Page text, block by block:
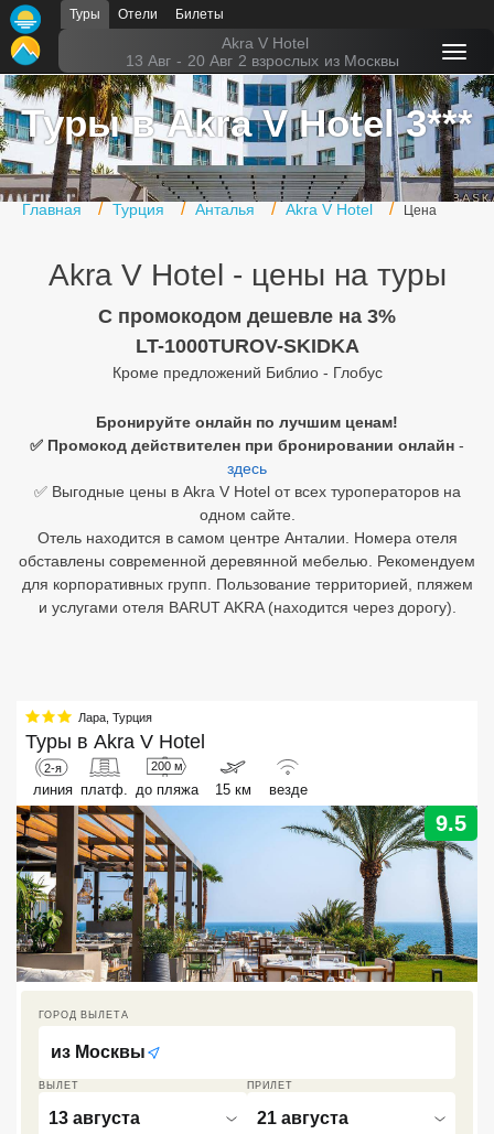
Туры Отели Билеты
Akra V Hotel
13 Авг - 20 Авг 2 взрослых из Москвы
Туры в Akra V Hotel 3***
Главная Турция Анталья Akra V Hotel Цена
Akra V Hotel - цены на туры
C промокодом дешевле на 3%
LT-1000TUROV-SKIDKA
Кроме предложений Библио - Глобус
Бронируйте онлайн по лучшим ценам!
✅ Промокод действителен при бронировании онлайн -
здесь
✅ Выгодные цены в Akra V Hotel от всех туроператоров на
одном сайте.
Отель находится в самом центре Анталии. Номера отеля
обставлены современной деревянной мебелью. Рекомендуем
для корпоративных групп. Пользование территорией, пляжем
и услугами отеля BARUT AKRA (находится через дорогу).
Лара, Турция
Туры в Akra V Hotel
2-я
линия платф.
200 м
до пляжа 15 км везде
9.5
ВЫЛЕТ
13 августа
ПРИЛЕТ
21 августа
ГОРОД ВЫЛЕТА
из Москвы
Главная
Горящие туры
Туры в Турцию
Туры в Египет
Офис г. Москва
Подборки отелей
Таиланд
ОАЭ
Египет
Куба
Вьетнам
Хайнань
Северный Гоа
Южный Гоа
Занзибар
Абхазия
Большой Сочи
Кав Мин Воды
Экскурсионные туры
VIP отели 5 звезд